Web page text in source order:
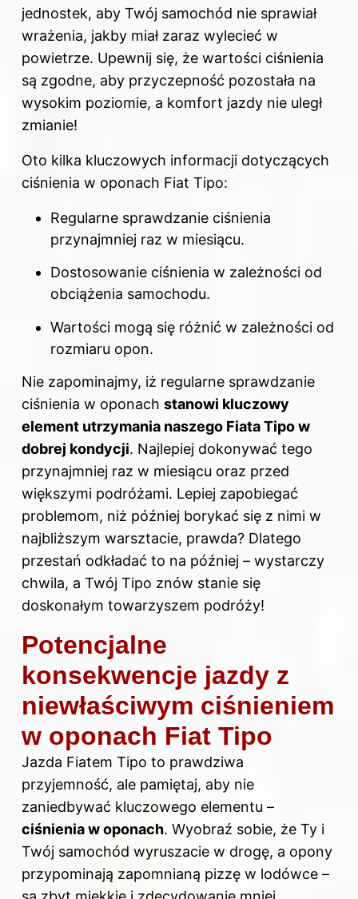
jednostek, aby Twój samochód nie sprawiał
wrażenia, jakby miał zaraz wylecieć w
powietrze. Upewnij się, że wartości ciśnienia
są zgodne, aby przyczepność pozostała na
wysokim poziomie, a komfort jazdy nie uległ
zmianie!
Oto kilka kluczowych informacji dotyczących
ciśnienia w oponach Fiat Tipo:
Regularne sprawdzanie ciśnienia
przynajmniej raz w miesiącu.
Dostosowanie ciśnienia w zależności od
obciążenia samochodu.
Wartości mogą się różnić w zależności od
rozmiaru opon.
Nie zapominajmy, iż regularne sprawdzanie
ciśnienia w oponach stanowi kluczowy
element utrzymania naszego Fiata Tipo w
dobrej kondycji. Najlepiej dokonywać tego
przynajmniej raz w miesiącu oraz przed
większymi podróżami. Lepiej zapobiegać
problemom, niż później borykać się z nimi w
najbliższym warsztacie, prawda? Dlatego
przestań odkładać to na później – wystarczy
chwila, a Twój Tipo znów stanie się
doskonałym towarzyszem podróży!
Potencjalne
konsekwencje jazdy z
niewłaściwym ciśnieniem
w oponach Fiat Tipo
Jazda Fiatem Tipo to prawdziwa
przyjemność, ale pamiętaj, aby nie
zaniedbywać kluczowego elementu –
ciśnienia w oponach. Wyobraź sobie, że Ty i
Twój samochód wyruszacie w drogę, a opony
przypominają zapomnianą pizzę w lodówce –